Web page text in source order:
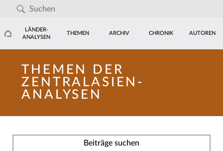
LÄNDER-
ANALYSEN
THEMEN ARCHIV CHRONIK AUTOREN
THEMEN DER
ZENTRALASIEN-
ANALYSEN
Beiträge suchen